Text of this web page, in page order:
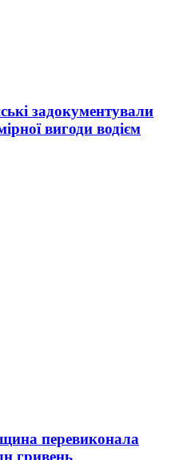
задокументували
вигоди водієм
перевиконала
гривень